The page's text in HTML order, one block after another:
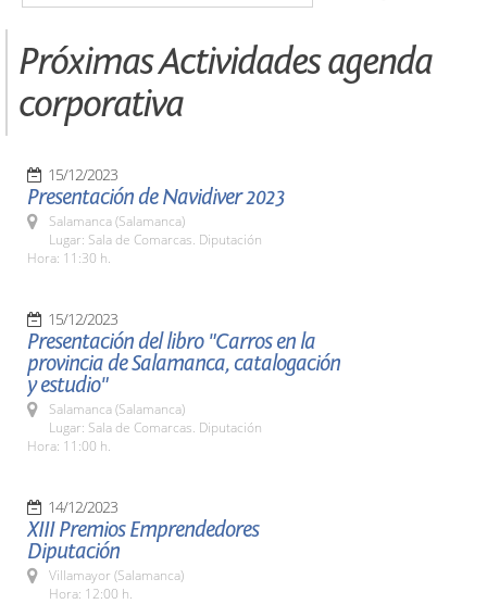
Próximas Actividades agenda
corporativa
15/12/2023
Presentación de Navidiver 2023
Salamanca (Salamanca)
Lugar: Sala de Comarcas. Diputación
Hora: 11:30 h.
15/12/2023
Presentación del libro "Carros en la
provincia de Salamanca, catalogación
y estudio"
Salamanca (Salamanca)
Lugar: Sala de Comarcas. Diputación
Hora: 11:00 h.
14/12/2023
XIII Premios Emprendedores
Diputación
Villamayor (Salamanca)
Hora: 12:00 h.